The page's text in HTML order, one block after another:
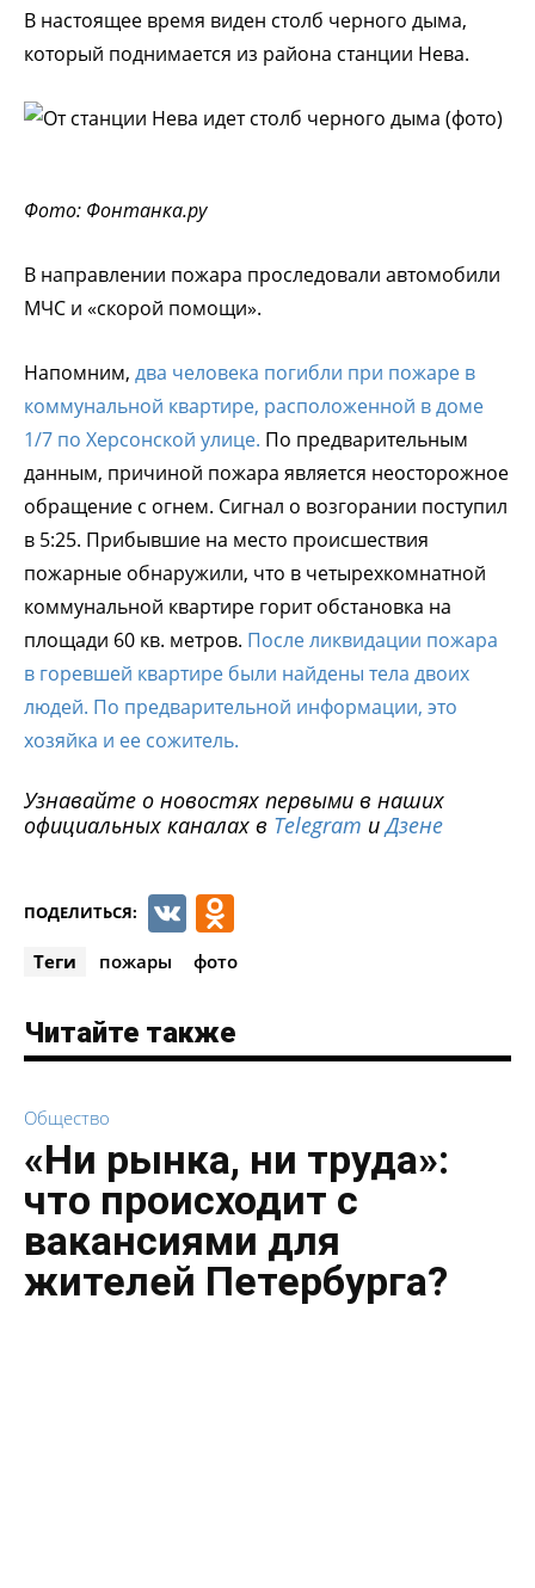
В настоящее время виден столб черного дыма,
который поднимается из района станции Нева.
Фото: Фонтанка.ру
В направлении пожара проследовали автомобили
МЧС и «скорой помощи».
Напомним, два человека погибли при пожаре в
коммунальной квартире, расположенной в доме
1/7 по Херсонской улице. По предварительным
данным, причиной пожара является неосторожное
обращение с огнем. Сигнал о возгорании поступил
в 5:25. Прибывшие на место происшествия
пожарные обнаружили, что в четырехкомнатной
коммунальной квартире горит обстановка на
площади 60 кв. метров. После ликвидации пожара
в горевшей квартире были найдены тела двоих
людей. По предварительной информации, это
хозяйка и ее сожитель.
Узнавайте о новостях первыми в наших
официальных каналах в Telegram иДзене
ПОДЕЛИТЬСЯ: VK
Теги пожары фото
Читайте также
Общество
«Ни рынка, ни труда»:
что происходит с
вакансиями для
жителей Петербурга?